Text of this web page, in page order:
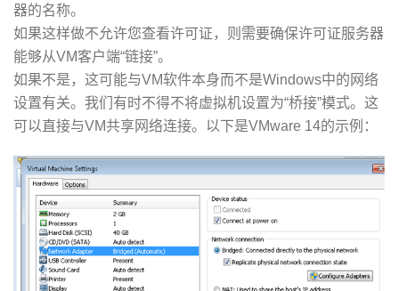
器的名称。
如果这样做不允许您查看许可证，则需要确保许可证服务器
能够从VM客户端“链接”。
如果不是，这可能与VM软件本身而不是Windows中的网络
设置有关。我们有时不得不将虚拟机设置为“桥接”模式。这
可以直接与VM共享网络连接。以下是VMware 14的示例：